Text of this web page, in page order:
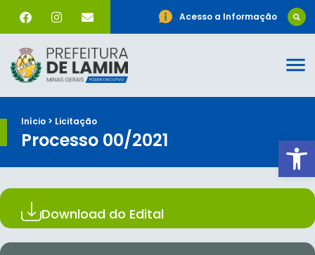
Acesso a Informação
Início > Licitação
Processo 00/2021
Download do Edital